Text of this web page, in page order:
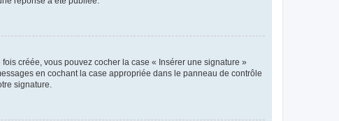
créée, vous pouvez cocher la case « Insérer une signature »
en cochant la case appropriée dans le panneau de contrôle
signature.